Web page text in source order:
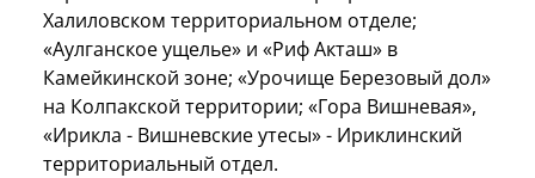
Халиловском территориальном отделе;
«Аулганское ущелье» и «Риф Акташ» в
Камейкинской зоне; «Урочище Березовый дол»
на Колпакской территории; «Гора Вишневая»,
«Ирикла - Вишневские утесы» - Ириклинский
территориальный отдел.